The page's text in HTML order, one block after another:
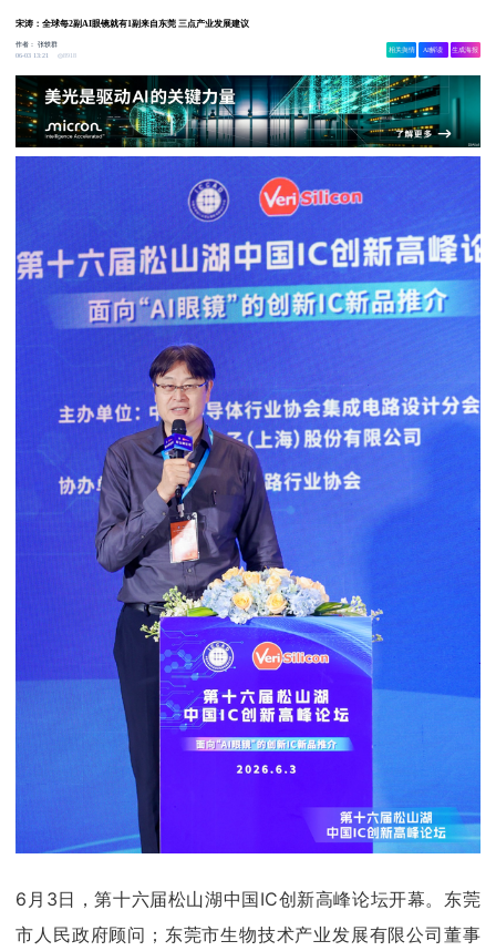
宋涛：全球每2副AI眼镜就有1副来自东莞 三点产业发展建议
作者：张轶群
06-03 13:21
8918
相关舆情 AI解读 生成海报
6月3日，第十六届松山湖中国IC创新高峰论坛开幕。东莞
市人民政府顾问；东莞市生物技术产业发展有限公司董事